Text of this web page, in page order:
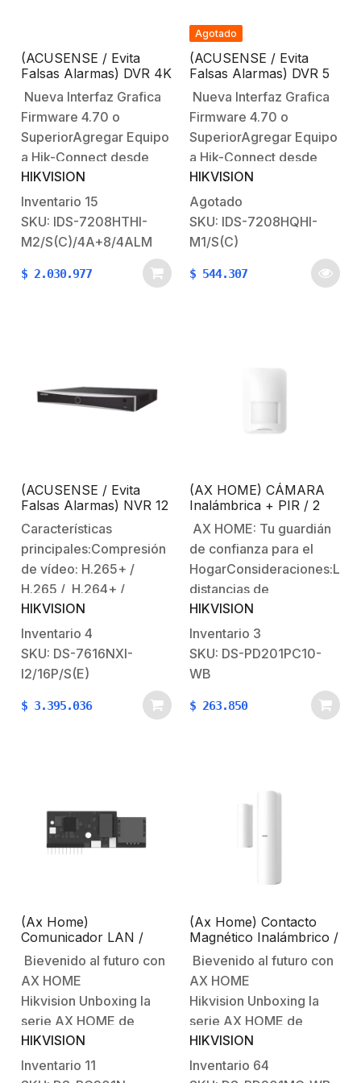
HD Versión 5.0Permite
apagar canales
analógicos…
IP en todos sus canales,
podemos…
(ACUSENSE / Evita
Falsas Alarmas) DVR 4K
/ 8 Canales TURBOHD
+ 16 Canales IP / 2
Bahía de Disco Duro /
Audio por Coaxitron /
Salida de Vídeo en 4K /
Entrada Salida de
Alarma
Nueva Interfaz Grafica
Firmware 4.70 o
SuperiorAgregar Equipo
a Hik-Connect desde
GrabadorAcuSense vs
Analíticos
TradicionalesInteligencia
Artificial con
AcuSense Crear Cuenta
Hik-ConnectCruce de
Alarmas Audio, Video y
HD Versión 5.0Permite
apagar canales
analógicos…
HIKVISION
Inventario 15
SKU: IDS-7208HTHI-
M2/S(C)/4A+8/4ALM
$ 2.030.977
Agotado
(ACUSENSE / Evita
Falsas Alarmas) DVR 5
Megapixel LITE / 3K
LITE / 8 Canales
TURBOHD + 2 Canales
IP / 1 Bahía de Disco
Duro / Audio por
Coaxitron / Salida de
Vídeo en Full HD
Nueva Interfaz Grafica
Firmware 4.70 o
SuperiorAgregar Equipo
a Hik-Connect desde
GrabadorAcuSense vs
Analíticos
TradicionalesInteligencia
Artificial con
AcuSense Crear Cuenta
Hik-ConnectCruce de
Alarmas Audio, Video y
nuevas actualizaciones
(mejoras) ahora el…
HIKVISION
Agotado
SKU: IDS-7208HQHI-
M1/S(C)
$ 544.307
(ACUSENSE / Evita
Falsas Alarmas) NVR 12
Megapíxel (4K) /
Reconocimiento Facial /
16 Canales IP / 16
Puertos PoE+ / 2
Bahías de Disco Duro
Características
principales:Compresión
de vídeo: H.265+ /
H.265 / H.264+ /
H.264.Soporta mouse
USB para operar
(incluido).Soporta 2
HDDs de hasta 10 TB.
(no incluido). Soporta
DDNS (Hik-Connect,
(https://appstore.hikvision.com/).Software
cliente IVMS-4200
(gratuito).Capacidad de
procesamiento y
160 Mbps.Throughput
salida:…
HIKVISION
Inventario 4
SKU: DS-7616NXI-
I2/16P/S(E)
$ 3.395.036
(AX HOME) CÁMARA
Inalámbrica + PIR / 2
Años de Batería /
Inmunidad a Mascotas /
Rango de Detección de
10 mts / Ángulo de 90°
de Cobertura / Uso
Interior
AX HOME: Tu guardián
de confianza para el
HogarConsideraciones:Las
distancias de
comunicación entre los
sensores y el panel
pueden variar en cada
instalación por
cuestiones como: ruido
ambiental. materiales y
FronterasUnboxing AX
Principales:Alarma de
intrusiónRango de…
HIKVISION
Inventario 3
SKU: DS-PD201PC10-
WB
$ 263.850
(Ax Home)
Comunicador LAN /
Permite Integrar Puerto
RJ-45 / Compatible con
Paneles AX Home
Bievenido al futuro con
AX HOME
Hikvision Unboxing la
serie AX HOME de
alarmas HikvisionCurso
gratuito sobre Ax Home
HIKVISION
Inventario 11
(Ax Home) Contacto
Magnético Inalámbrico /
25 mm GAP /
Compatible con Serie
Ax Home / Pilas AA
Bievenido al futuro con
AX HOME
Hikvision Unboxing la
serie AX HOME de
alarmas HikvisionCurso
gratuito sobre Ax Home
HIKVISION
Inventario 64